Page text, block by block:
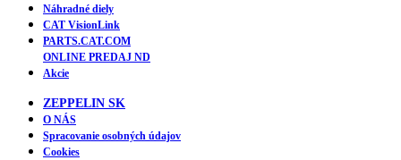
Náhradné diely
CAT VisionLink
PARTS.CAT.COM
ONLINE PREDAJ ND
Akcie
ZEPPELIN SK
O NÁS
Spracovanie osobných údajov
Cookies